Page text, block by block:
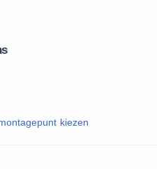
kiezen